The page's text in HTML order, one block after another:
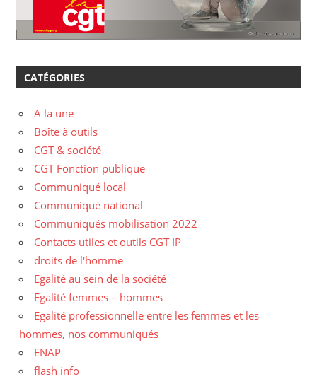
CATÉGORIES
A la une
Boîte à outils
CGT & société
CGT Fonction publique
Communiqué local
Communiqué national
Communiqués mobilisation 2022
Contacts utiles et outils CGT IP
droits de l'homme
Egalité au sein de la société
Egalité femmes – hommes
Egalité professionnelle entre les femmes et les
hommes, nos communiqués
ENAP
flash info